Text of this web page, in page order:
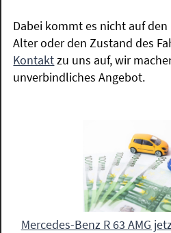
Dabei kommt es nicht auf
Alter oder den Zustand des
Kontaktzu uns auf, wir
unverbindliches Angebot.
Mercedes-Benz R 63 AMG